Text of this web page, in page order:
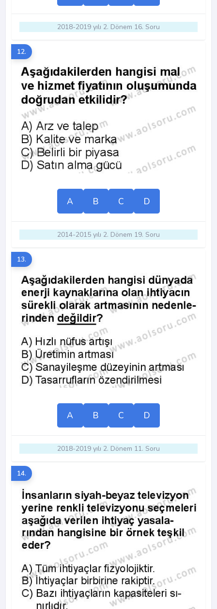
2018-2019 yılı 2. Dönem 16. Soru
12.
A B C D
2014-2015 yılı 2. Dönem 19. Soru
13.
A B C D
2018-2019 yılı 2. Dönem 11. Soru
14.